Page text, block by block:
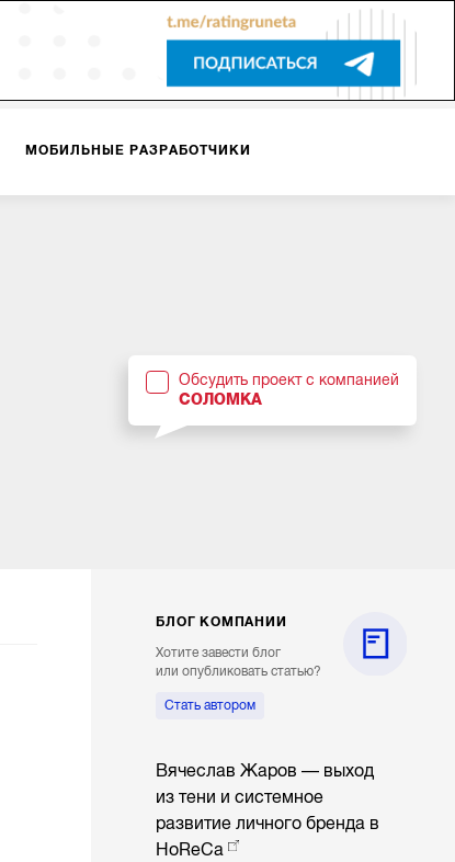
МОБИЛЬНЫЕ РАЗРАБОТЧИКИ
Обсудить проект с компанией
СОЛОМКА
БЛОГ КОМПАНИИ
Хотите завести блог
или опубликовать статью?
Стать автором
Вячеслав Жаров — выход
из тени и системное
развитие личного бренда в
HoReCa